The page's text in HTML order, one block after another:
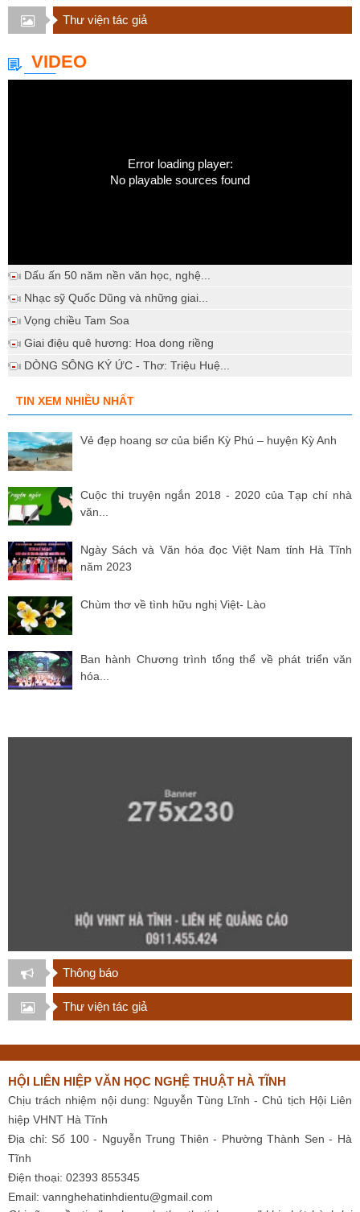
Thư viện tác giả
VIDEO
Error loading player:
No playable sources found
Dấu ấn 50 năm nền văn học, nghệ...
Nhạc sỹ Quốc Dũng và những giai...
Vọng chiều Tam Soa
Giai điệu quê hương: Hoa dong riềng
DÒNG SÔNG KÝ ỨC - Thơ: Triệu Huệ...
TIN XEM NHIỀU NHẤT
Vẻ đẹp hoang sơ của biển Kỳ Phú – huyện Kỳ Anh
Cuộc thi truyện ngắn 2018 - 2020 của Tạp chí nhà
văn...
Ngày Sách và Văn hóa đọc Việt Nam tỉnh Hà Tĩnh
năm 2023
Chùm thơ về tình hữu nghị Việt- Lào
Ban hành Chương trình tổng thể về phát triển văn
hóa...
Thông báo
Thư viện tác giả
HỘI LIÊN HIỆP VĂN HỌC NGHỆ THUẬT HÀ TĨNH
Chịu trách nhiệm nội dung: Nguyễn Tùng Lĩnh - Chủ tịch Hội Liên
hiệp VHNT Hà Tĩnh
Địa chỉ: Số 100 - Nguyễn Trung Thiên - Phường Thành Sen - Hà
Tĩnh
Điện thoại: 02393 855345
Email: vannghehatinhdientu@gmail.com